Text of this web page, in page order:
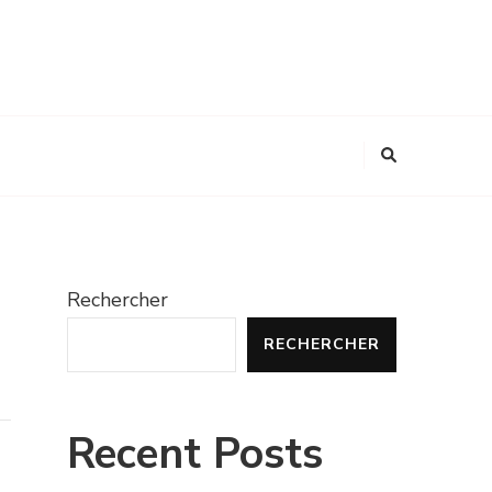
Rechercher
RECHERCHER
Recent Posts